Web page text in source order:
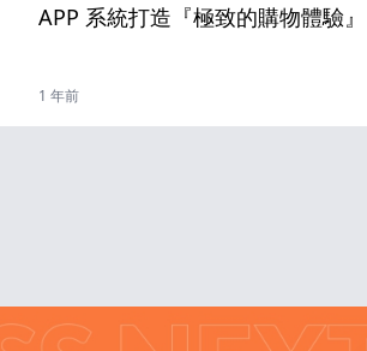
APP 系統打造『極致的購物體驗』
1 年前